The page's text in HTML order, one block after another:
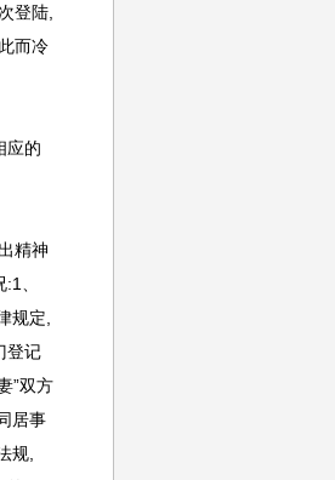
登陆,
而冷
应的
精神
、
规定,
登记
”双方
居事
规,